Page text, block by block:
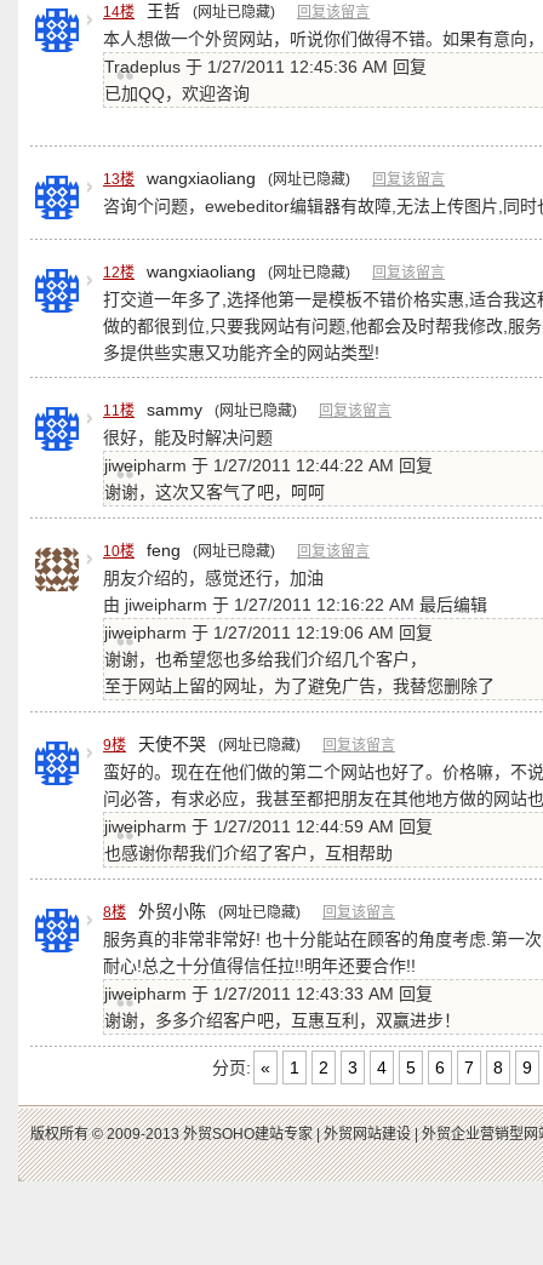
14楼 王哲 (网址已隐藏) 回复该留言
本人想做一个外贸网站，听说你们做得不错。如果有意向
Tradeplus 于 1/27/2011 12:45:36 AM 回复
已加QQ，欢迎咨询
13楼 wangxiaoliang (网址已隐藏) 回复该留言
咨询个问题，ewebeditor编辑器有故障,无法上传图片,同
12楼 wangxiaoliang (网址已隐藏) 回复该留言
打交道一年多了,选择他第一是模板不错价格实惠,适合我
做的都很到位,只要我网站有问题,他都会及时帮我修改,服
多提供些实惠又功能齐全的网站类型!
11楼 sammy (网址已隐藏) 回复该留言
很好，能及时解决问题
jiweipharm 于 1/27/2011 12:44:22 AM 回复
谢谢，这次又客气了吧，呵呵
10楼 feng (网址已隐藏) 回复该留言
朋友介绍的，感觉还行，加油
由 jiweipharm 于 1/27/2011 12:16:22 AM 最后编辑
jiweipharm 于 1/27/2011 12:19:06 AM 回复
谢谢，也希望您也多给我们介绍几个客户，
至于网站上留的网址，为了避免广告，我替您删除了
9楼 天使不哭 (网址已隐藏) 回复该留言
蛮好的。现在在他们做的第二个网站也好了。价格嘛，不
问必答，有求必应，我甚至都把朋友在其他地方做的网站
jiweipharm 于 1/27/2011 12:44:59 AM 回复
也感谢你帮我们介绍了客户，互相帮助
8楼 外贸小陈 (网址已隐藏) 回复该留言
服务真的非常非常好! 也十分能站在顾客的角度考虑.第一
耐心!总之十分值得信任拉!!明年还要合作!!
jiweipharm 于 1/27/2011 12:43:33 AM 回复
谢谢，多多介绍客户吧，互惠互利，双赢进步！
分页: « 1 2 3 4 5 6 7 8 9
版权所有 © 2009-2013 外贸SOHO建站专家 |外贸网站建设 |外贸企业营销型网